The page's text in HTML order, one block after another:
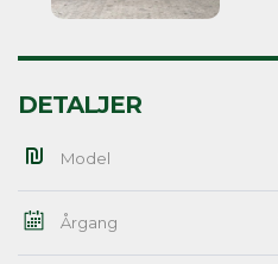
DETALJER
Model
Årgang